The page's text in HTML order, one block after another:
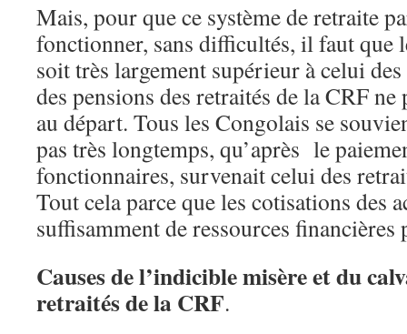
Mais, pour que ce système de retraite
fonctionner, sans difficultés, il faut que
soit très largement supérieur à celui
des pensions des retraités de la CRF
au départ. Tous les Congolais se
pas très longtemps, qu’après le
fonctionnaires, survenait celui des
Tout cela parce que les cotisations des
suffisamment de ressources
Causes de l’indicible misère et du
retraités de la CRF.